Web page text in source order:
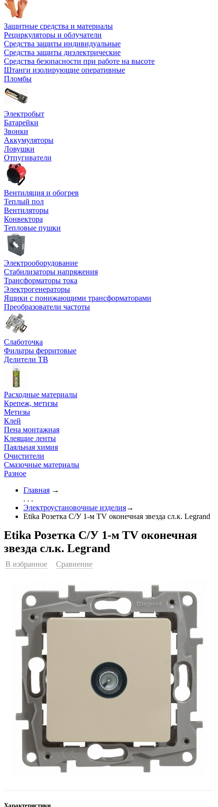
Защитные средства и материалы
Рециркуляторы и облучатели
Средства защиты индивидуальные
Средства защиты диэлектрические
Средства безопасности при работе на высоте
Штанги изолирующие оперативные
Пломбы
Электробыт
Батарейки
Звонки
Аккумуляторы
Ловушки
Отпугиватели
Вентиляция и обогрев
Теплый пол
Вентиляторы
Конвектора
Тепловые пушки
Электрооборудование
Стабилизаторы напряжения
Трансформаторы тока
Электрогенераторы
Ящики с понижающими трансформаторами
Преобразователи частоты
Слаботочка
Фильтры ферритовые
Делители ТВ
Расходные материалы
Крепеж, метизы
Метизы
Клей
Пена монтажная
Клеящие ленты
Паяльная химия
Очистители
Смазочные материалы
Разное
Главная →
. . .
Электроустановочные изделия→
Etika Розетка С/У 1-м TV оконечная звезда сл.к. Legrand
Etika Розетка С/У 1-м TV оконечная
звезда сл.к. Legrand
В избранное Сравнение
Характеристики